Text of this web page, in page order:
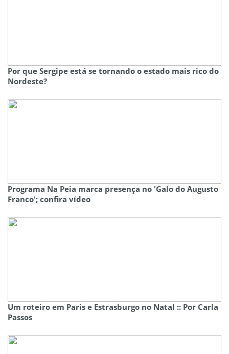
Por que Sergipe está se tornando o estado mais rico do
Nordeste?
Programa Na Peia marca presença no 'Galo do Augusto
Franco'; confira vídeo
Um roteiro em Paris e Estrasburgo no Natal :: Por Carla
Passos